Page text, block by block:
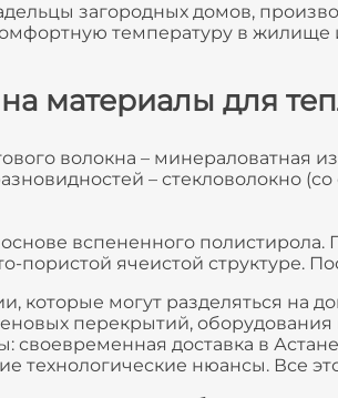
загородных домов,
температуру в жилище
материалы для
волокна – минераловатная
– стекловолокно
вспененного
пористой ячеистой структуре.
которые могут разделяться на
перекрытий,
своевременная доставка в
технологические нюансы. Все